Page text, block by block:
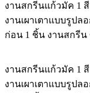
งานสกรีนแก้วมัค 1
งานเผาเตาแบบรูปล
ก่อน 1 ชิ้น งานสกรีน
งานสกรีนแก้วมัค 1
งานเผาเตาแบบรูปล